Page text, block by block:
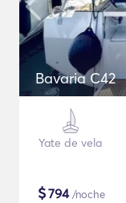
Bavaria C42
Yate de vela
$794/noche